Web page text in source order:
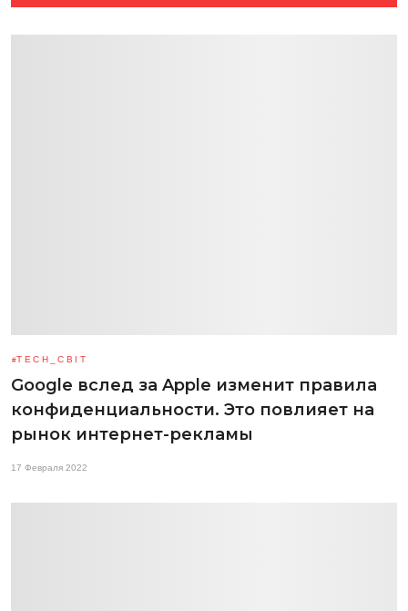
TECH_СВІТ
Google вслед за Apple изменит правила
конфиденциальности. Это повлияет на
рынок интернет-рекламы
17 Февраля 2022